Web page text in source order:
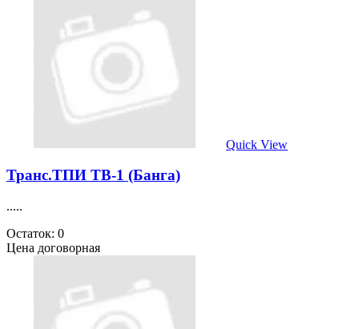
Quick View
Транс.ТПИ ТВ-1 (Банга)
.....
Остаток: 0
Цена договорная